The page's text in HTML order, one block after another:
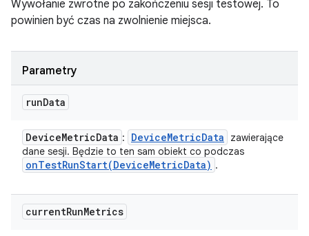
Wywołanie zwrotne po zakończeniu sesji testowej. To
powinien być czas na zwolnienie miejsca.
Parametry
runData
DeviceMetricData : DeviceMetricData
zawierające
dane sesji. Będzie to ten sam obiekt co podczas
onTestRunStart(DeviceMetricData) .
currentRunMetrics